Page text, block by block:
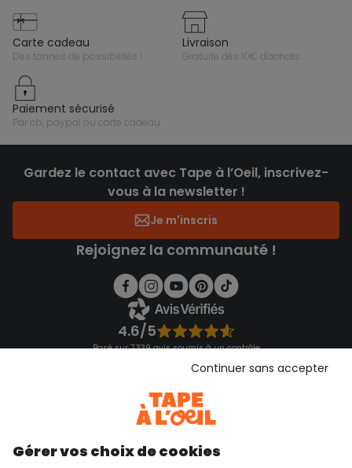
carte cadeau
des tonnes de possibilités !
livraison
gratuite dès 10€ d'achats
paiement sécurisé
par cb, paypal ou carte cadeau
Gardez le contact avec Tape à l’Oeil, inscrivez-
vous à la newsletter !
Je m'inscris
Rejoignez la communauté !
4.6/5
Basé sur 7 339 avis soumis à un contrôle
Consulter les CGU
Gérer vos choix de cookies
Continuer sans accepter